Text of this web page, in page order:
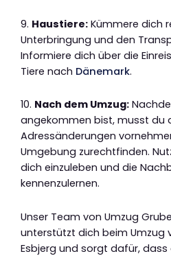
9. Haustiere: Kümmere dich
Unterbringung und den
Informiere dich über die
Tiere nach Dänemark.
10. Nach dem Umzug:
angekommen bist, musst du
Adressänderungen
Umgebung zurechtfinden.
dich einzuleben und die
kennenzulernen.
Unser Team von Umzug
unterstützt dich beim Umzug
Esbjerg und sorgt dafür, dass